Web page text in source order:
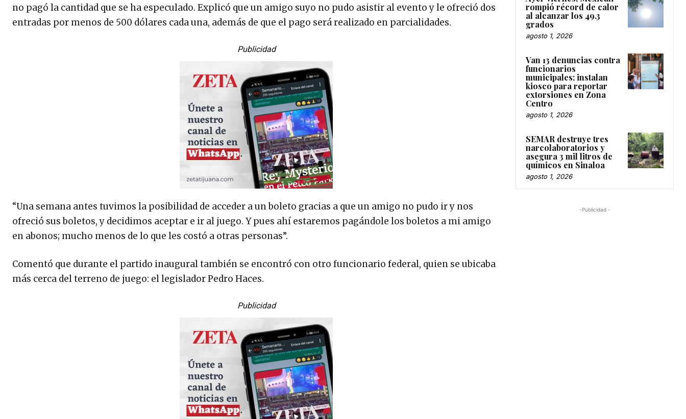
no pagó la cantidad que se ha especulado. Explicó que un amigo suyo no pudo asistir al evento y le ofreció dos
entradas por menos de 500 dólares cada una, además de que el pago será realizado en parcialidades.
Publicidad
“Una semana antes tuvimos la posibilidad de acceder a un boleto gracias a que un amigo no pudo ir y nos
ofreció sus boletos, y decidimos aceptar e ir al juego. Y pues ahí estaremos pagándole los boletos a mi amigo
en abonos; mucho menos de lo que les costó a otras personas”.
Comentó que durante el partido inaugural también se encontró con otro funcionario federal, quien se ubicaba
más cerca del terreno de juego: el legislador Pedro Haces.
Publicidad
rompió récord de calor
al alcanzar los 49.3
grados
agosto 1, 2026
Van 13 denuncias contra
funcionarios
municipales; instalan
kiosco para reportar
extorsiones en Zona
Centro
agosto 1, 2026
SEMAR destruye tres
narcolaboratorios y
asegura 3 mil litros de
químicos en Sinaloa
agosto 1, 2026
-Publicidad -